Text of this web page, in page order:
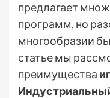
предлагает
программ, но
многообразии
статье мы
преимущества